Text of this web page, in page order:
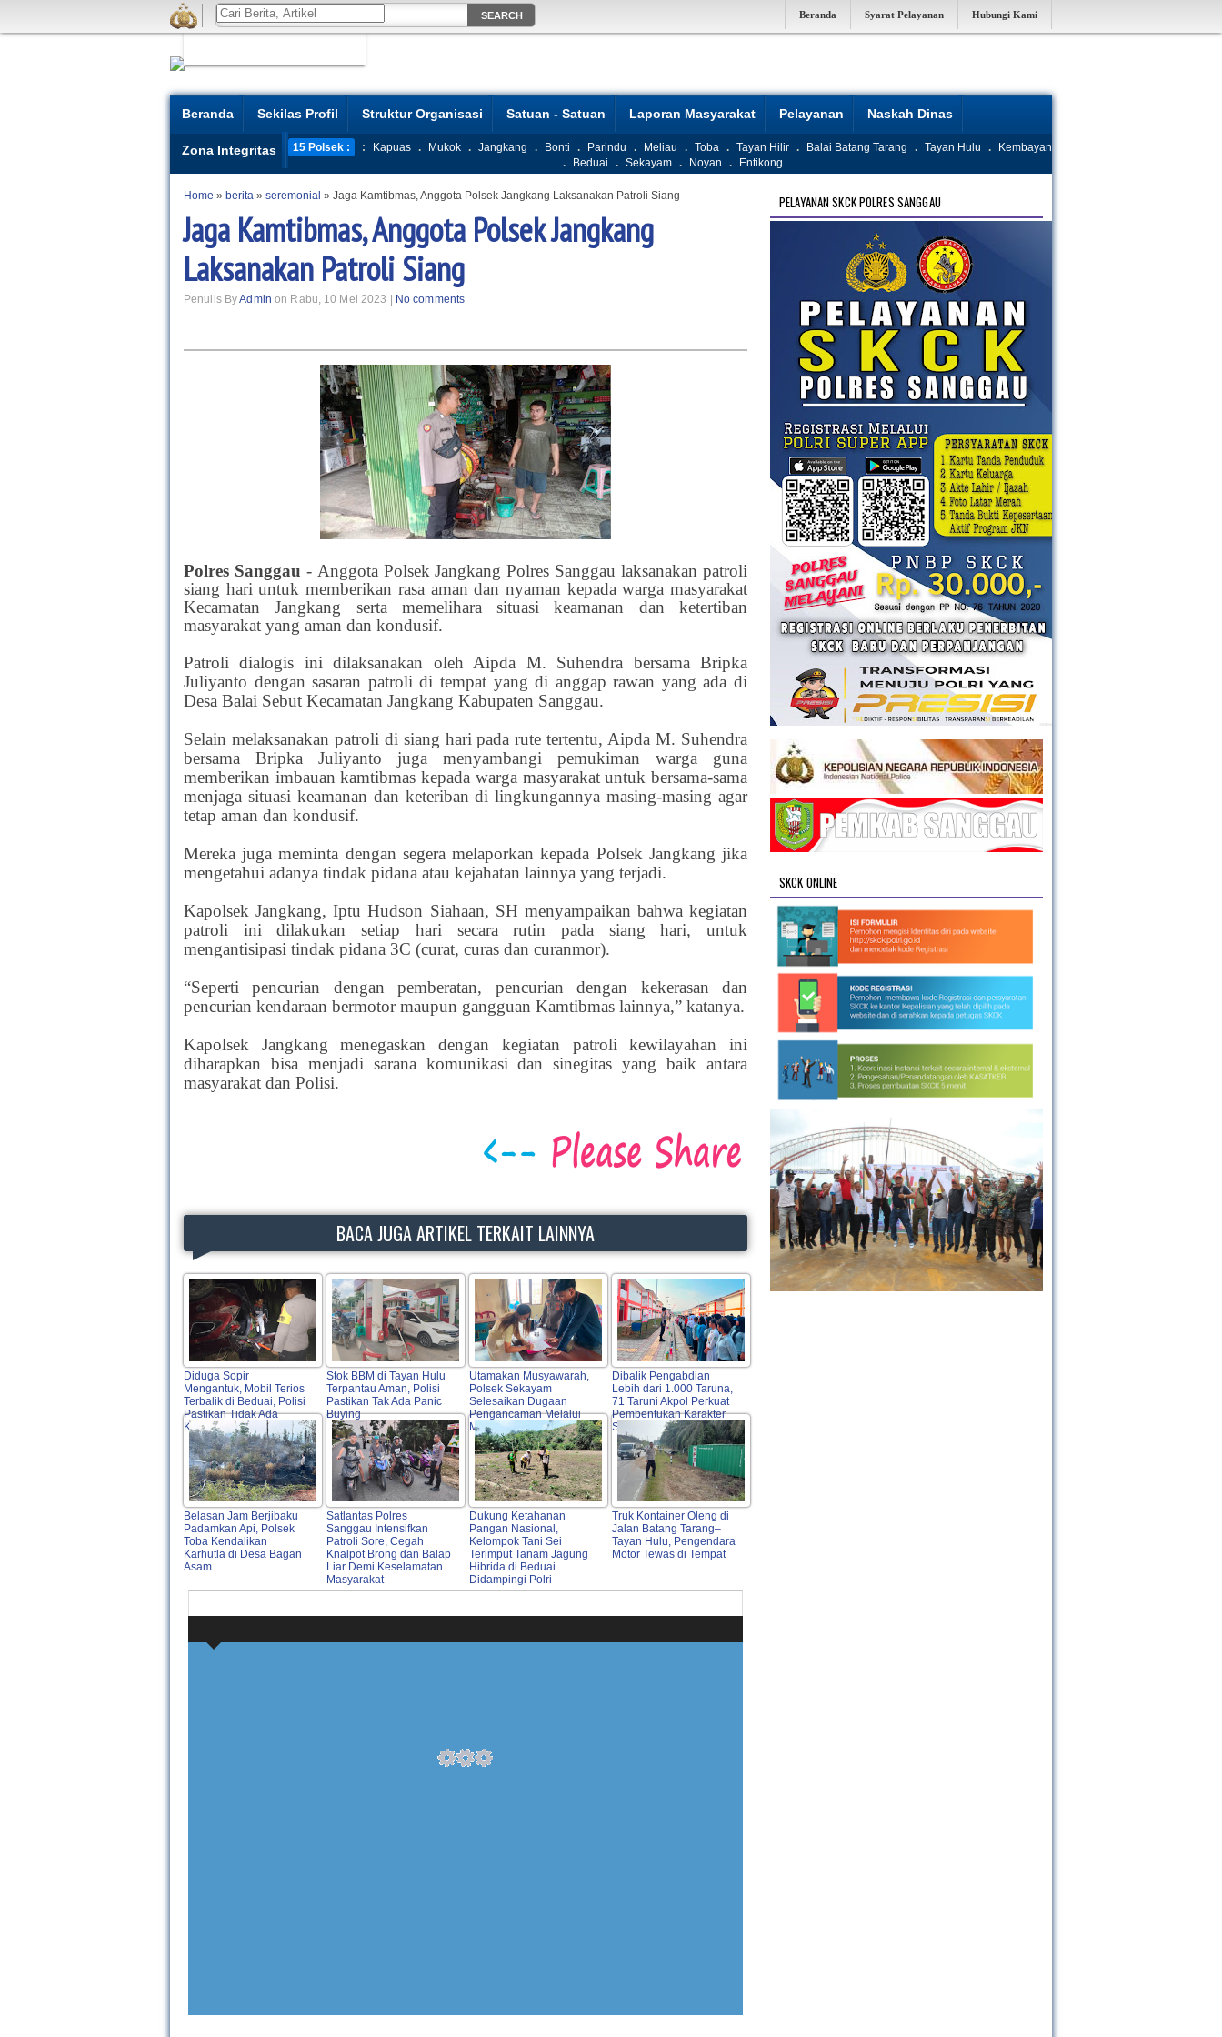
Beranda Syarat Pelayanan Hubungi Kami
Beranda Sekilas Profil Struktur Organisasi Satuan - Satuan Laporan Masyarakat Pelayanan Naskah Dinas
Zona Integritas 15 Polsek : : Kapuas . Mukok . Jangkang . Bonti . Parindu . Meliau . Toba . Tayan Hilir . Balai Batang Tarang . Tayan Hulu .
Kembayan
.
Beduai . Sekayam . Noyan . Entikong
Home » berita » seremonial » Jaga Kamtibmas, Anggota Polsek Jangkang Laksanakan Patroli Siang
Jaga Kamtibmas, Anggota Polsek Jangkang
Laksanakan Patroli Siang
Penulis ByAdmin on Rabu, 10 Mei 2023 | No comments
Polres Sanggau - Anggota Polsek Jangkang Polres Sanggau laksanakan patroli
siang hari untuk memberikan rasa aman dan nyaman kepada warga masyarakat
Kecamatan Jangkang serta memelihara situasi keamanan dan ketertiban
masyarakat yang aman dan kondusif.
Patroli dialogis ini dilaksanakan oleh Aipda M. Suhendra bersama Bripka
Juliyanto dengan sasaran patroli di tempat yang di anggap rawan yang ada di
Desa Balai Sebut Kecamatan Jangkang Kabupaten Sanggau.
Selain melaksanakan patroli di siang hari pada rute tertentu, Aipda M. Suhendra
bersama Bripka Juliyanto juga menyambangi pemukiman warga guna
memberikan imbauan kamtibmas kepada warga masyarakat untuk bersama-sama
menjaga situasi keamanan dan keteriban di lingkungannya masing-masing agar
tetap aman dan kondusif.
Mereka juga meminta dengan segera melaporkan kepada Polsek Jangkang jika
mengetahui adanya tindak pidana atau kejahatan lainnya yang terjadi.
Kapolsek Jangkang, Iptu Hudson Siahaan, SH menyampaikan bahwa kegiatan
patroli ini dilakukan setiap hari secara rutin pada siang hari, untuk
mengantisipasi tindak pidana 3C (curat, curas dan curanmor).
“Seperti pencurian dengan pemberatan, pencurian dengan kekerasan dan
pencurian kendaraan bermotor maupun gangguan Kamtibmas lainnya,” katanya.
Kapolsek Jangkang menegaskan dengan kegiatan patroli kewilayahan ini
diharapkan bisa menjadi sarana komunikasi dan sinegitas yang baik antara
masyarakat dan Polisi.
BACA JUGA ARTIKEL TERKAIT LAINNYA
Diduga Sopir
Mengantuk, Mobil Terios
Terbalik di Beduai, Polisi
Pastikan Tidak Ada
Korban Jiwa
Stok BBM di Tayan Hulu
Terpantau Aman, Polisi
Pastikan Tak Ada Panic
Buying
Utamakan Musyawarah,
Polsek Sekayam
Selesaikan Dugaan
Pengancaman Melalui
Mediasi
Dibalik Pengabdian
Lebih dari 1.000 Taruna,
71 Taruni Akpol Perkuat
Pembentukan Karakter
Siswa Sekolah Rakyat
Belasan Jam Berjibaku
Padamkan Api, Polsek
Toba Kendalikan
Karhutla di Desa Bagan
Asam
Satlantas Polres
Sanggau Intensifkan
Patroli Sore, Cegah
Knalpot Brong dan Balap
Liar Demi Keselamatan
Masyarakat
Dukung Ketahanan
Pangan Nasional,
Kelompok Tani Sei
Terimput Tanam Jagung
Hibrida di Beduai
Didampingi Polri
Truk Kontainer Oleng di
Jalan Batang Tarang–
Tayan Hulu, Pengendara
Motor Tewas di Tempat
PELAYANAN SKCK POLRES SANGGAU
SKCK ONLINE